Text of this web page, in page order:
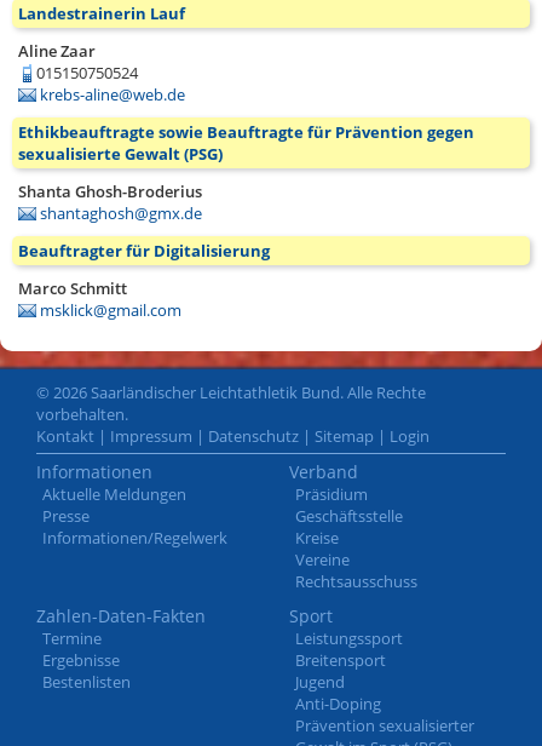
Landestrainerin Lauf
Aline Zaar
015150750524
krebs-aline@web.de
Ethikbeauftragte sowie Beauftragte für Prävention gegen
sexualisierte Gewalt (PSG)
Shanta Ghosh-Broderius
shantaghosh@gmx.de
Beauftragter für Digitalisierung
Marco Schmitt
msklick@gmail.com
© 2026 Saarländischer Leichtathletik Bund. Alle Rechte
vorbehalten.
Kontakt | Impressum | Datenschutz | Sitemap | Login
Informationen
Aktuelle Meldungen
Presse
Informationen/Regelwerk
Verband
Präsidium
Geschäftsstelle
Kreise
Vereine
Rechtsausschuss
Zahlen-Daten-Fakten
Termine
Ergebnisse
Bestenlisten
Sport
Leistungssport
Breitensport
Jugend
Anti-Doping
Prävention sexualisierter